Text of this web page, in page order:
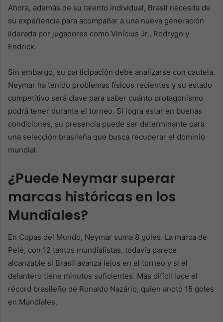
Ahora, además de su talento individual, Brasil necesita de
su experiencia para acompañar a una nueva generación
liderada por jugadores como Vinícius Jr., Rodrygo y
Endrick.
Sin embargo, su participación debe analizarse con cautela.
Neymar ha tenido problemas físicos recientes y su estado
competitivo será clave para saber cuánto protagonismo
podrá tener durante el torneo. Si logra estar en buenas
condiciones, su presencia puede ser determinante para
una selección brasileña que busca recuperar el dominio
mundial.
¿Puede Neymar superar
marcas históricas en los
Mundiales?
En Copas del Mundo, Neymar suma 8 goles. La marca de
Pelé, con 12 tantos mundialistas, todavía parece
alcanzable si Brasil avanza lejos en el torneo y si el
delantero tiene minutos suficientes. Más difícil luce el
récord brasileño de Ronaldo Nazário, quien anotó 15 goles
en Mundiales.